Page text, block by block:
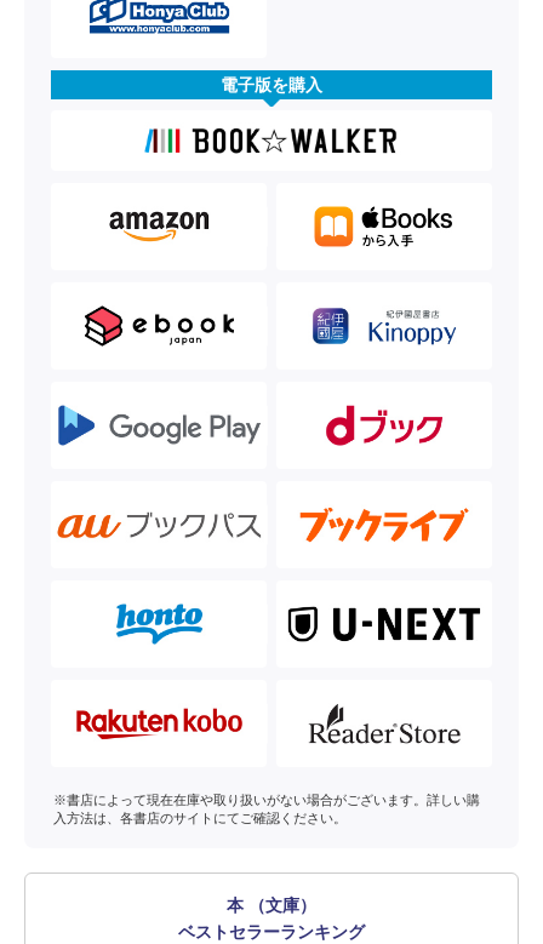
電子版を購入
※書店によって現在在庫や取り扱いがない場合がございます。詳しい購
入方法は、各書店のサイトにてご確認ください。
本 （文庫）
ベストセラーランキング